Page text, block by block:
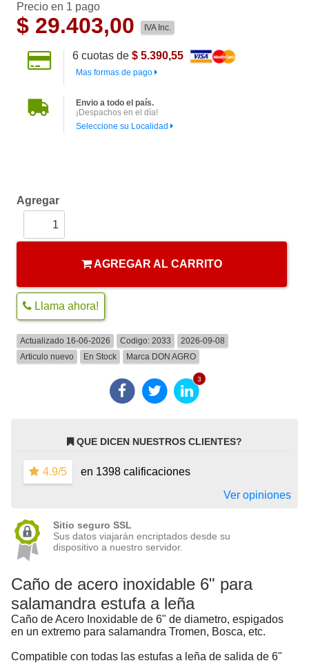
Precio en 1 pago
$ 29.403,00 IVA Inc.
6cuotas de $ 5.390,55
Mas formas de pago
Envio a todo el país.
¡Despachos en el día!
Seleccione su Localidad
Agregar
AGREGAR AL CARRITO
Llama ahora!
Actualizado 16-06-2026 Codigo:2033
2026-09-08
Articulo nuevo
En Stock Marca DON AGRO
3
QUE DICEN NUESTROS CLIENTES?
4.9/5
en 1398 calificaciones
Ver opiniones
Sitio seguro SSL
Sus datos viajarán encriptados desde su
dispositivo a nuestro servidor.
Caño de acero inoxidable 6" para
salamandra estufa a leña
Caño de Acero Inoxidable de 6" de diametro, espigados
en un extremo para salamandra Tromen, Bosca, etc.
Compatible con todas las estufas a leña de salida de 6"